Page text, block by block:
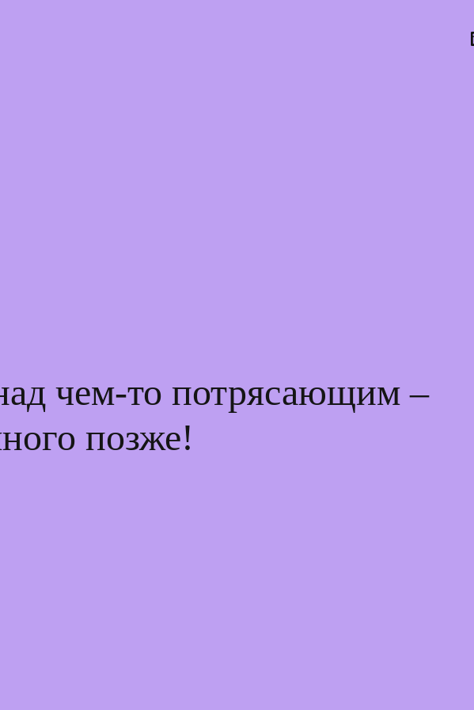
чем-то потрясающим –
позже!